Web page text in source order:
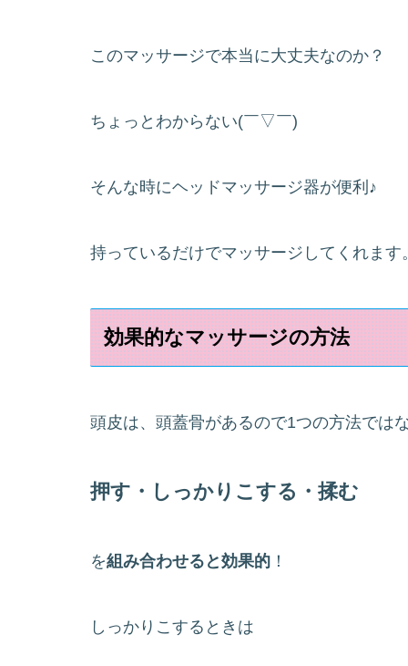
このマッサージで本当に大丈夫なのか？
ちょっとわからない(￣▽￣)
そんな時にヘッドマッサージ器が便利♪
持っているだけでマッサージしてくれます
効果的なマッサージの方法
頭皮は、頭蓋骨があるので1つの方法では
押す・しっかりこする・揉む
を組み合わせると効果的 ！
しっかりこするときは